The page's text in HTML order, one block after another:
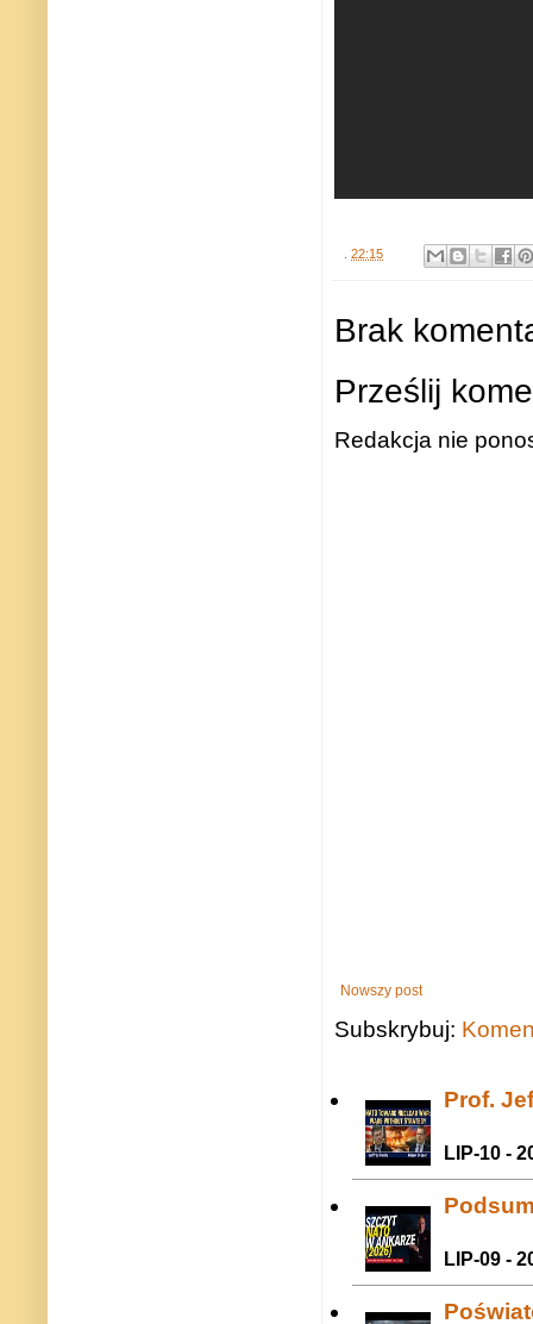
. 22:15
Brak
Prześlij
Redakcja nie
Nowszy post
Subskrybuj:
Prof.
LIP-10 -
LIP-09 -